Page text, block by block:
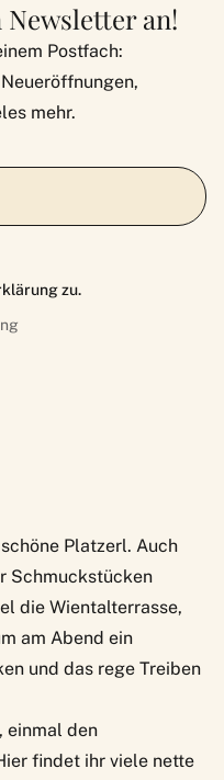
an!
Postfach:
mehr.
zu.
Platzerl. Auch
Schmuckstücken
die Wientalterrasse,
am Abend ein
und das rege Treiben
einmal den
findet ihr viele nette